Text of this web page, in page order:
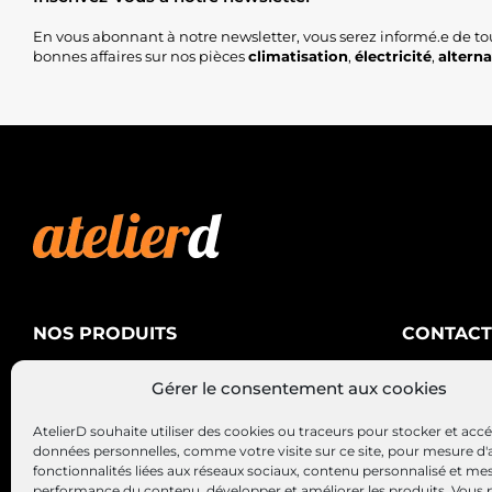
Gérer le consentement aux cookies
AtelierD souhaite utiliser des cookies ou traceurs pour stocker et
données personnelles, comme votre visite sur ce site, pour mesure
fonctionnalités liées aux réseaux sociaux, contenu personnalisé et
En vous abonnant à notre newsletter, vous serez informé.e de
bonnes affaires sur nos piècesclimatisation, électricité,
NOS PRODUITS
Alternateurs – Démarreurs
CONTACT
AtelierD
88200
03 29 22 34